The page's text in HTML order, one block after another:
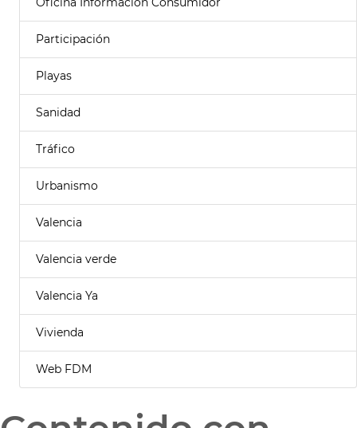
Participación
Playas
Sanidad
Tráfico
Urbanismo
Valencia
Valencia verde
Valencia Ya
Vivienda
Web FDM